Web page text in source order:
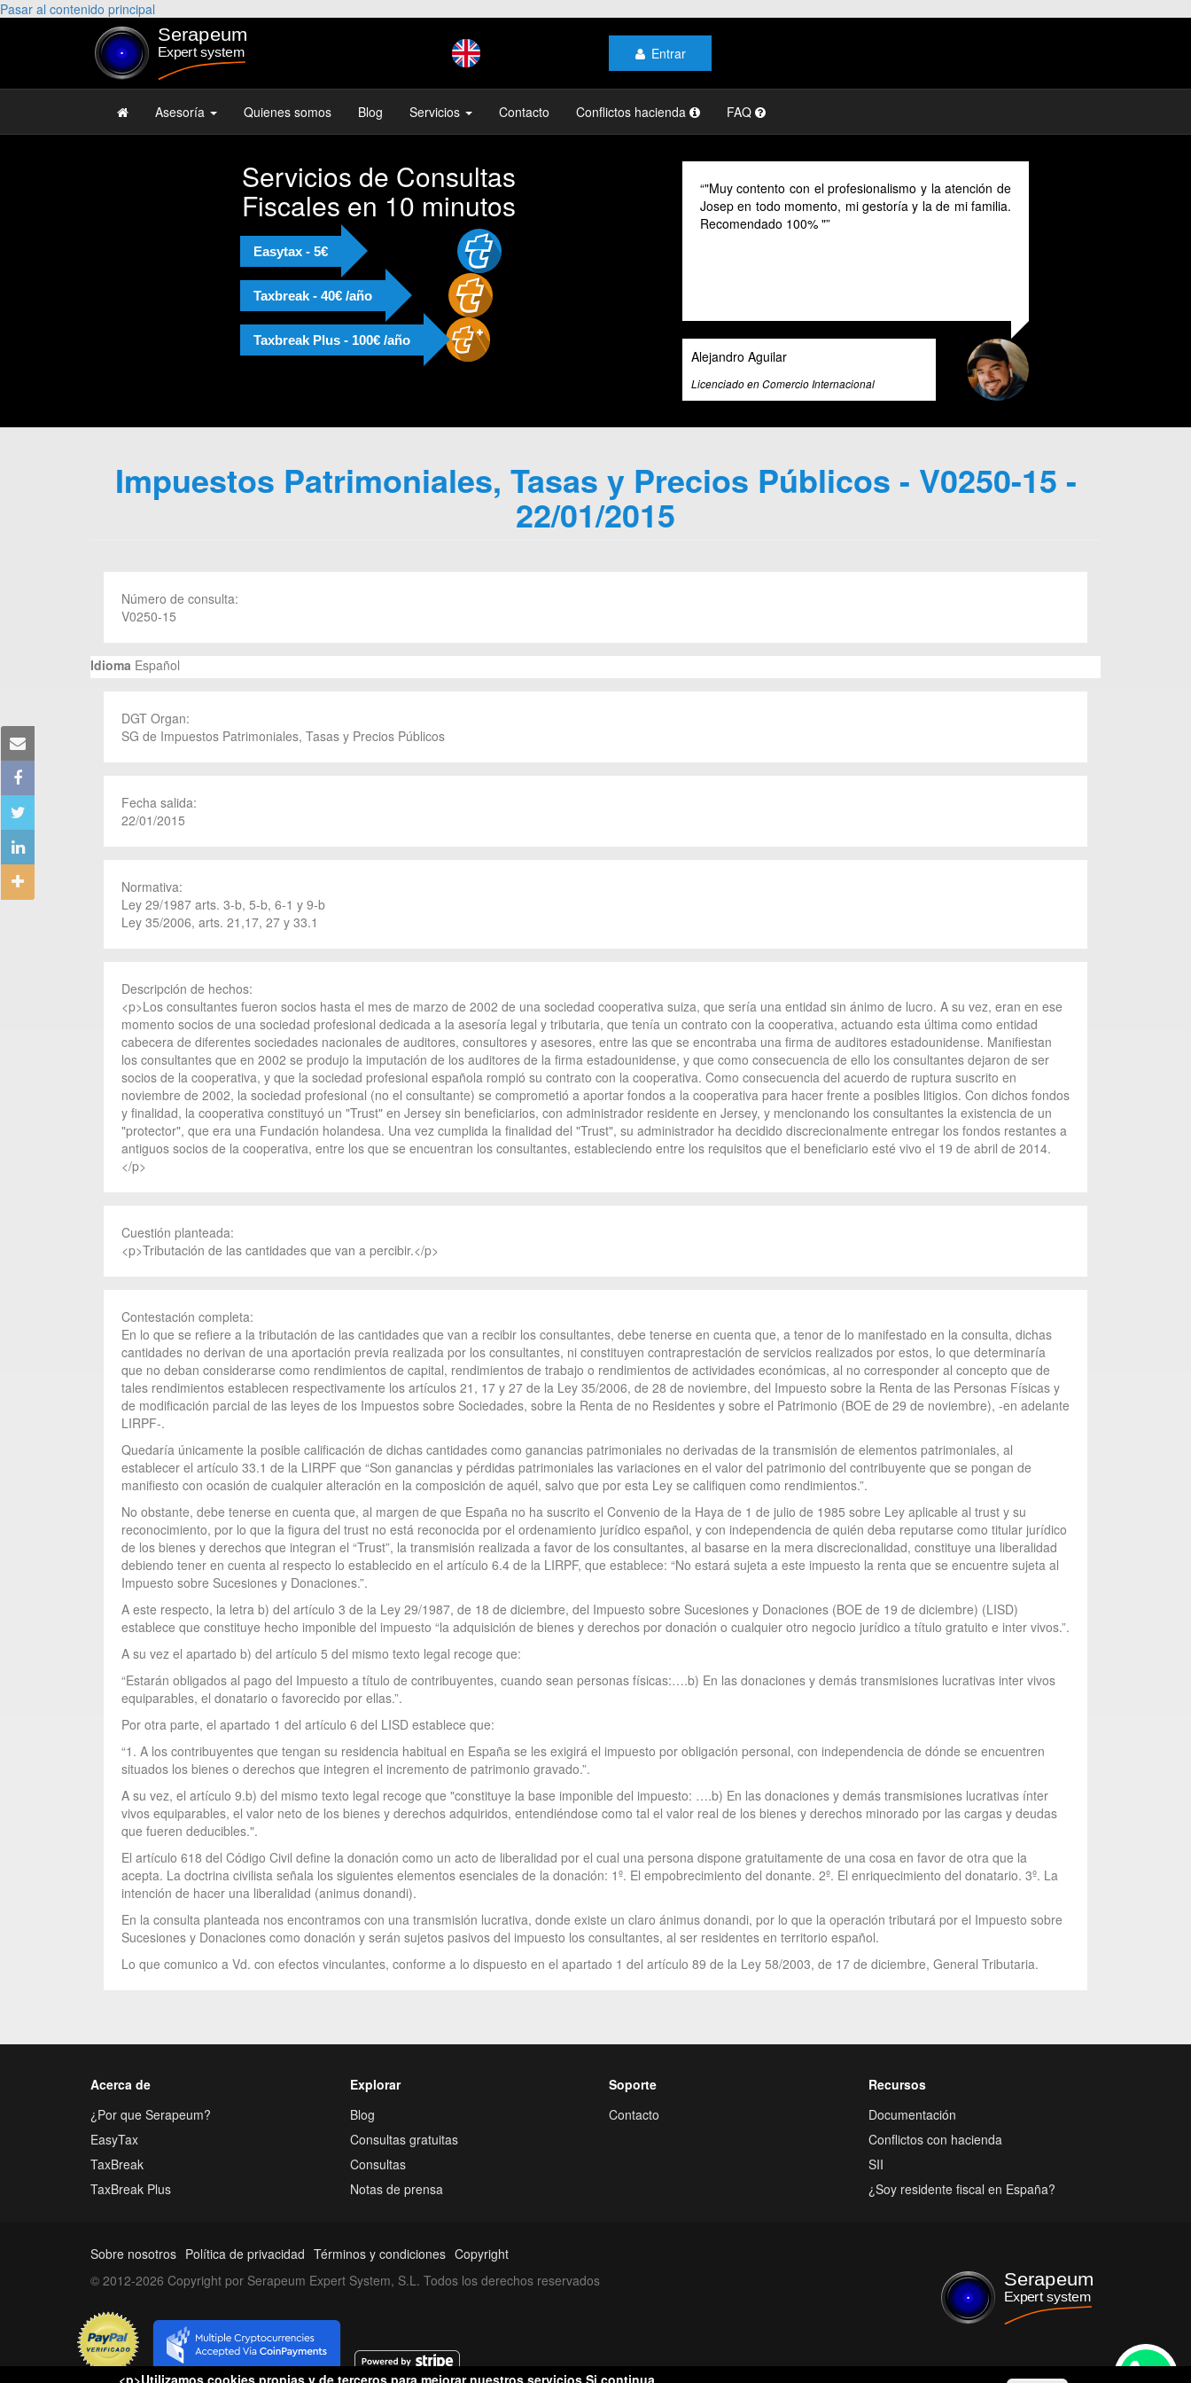
Pasar al contenido principal
Entrar
Asesoría Quienes somos Blog Servicios Contacto Conflictos hacienda FAQ
Servicios de Consultas
Fiscales en 10 minutos
Easytax - 5€
Taxbreak - 40€ /año
Taxbreak Plus - 100€ /año
"Muy contento con el profesionalismo y la atención de
Josep en todo momento, mi gestoría y la de mi familia.
Recomendado 100% "
Alejandro Aguilar
Licenciado en Comercio Internacional
Impuestos Patrimoniales, Tasas y Precios Públicos - V0250-15 -
22/01/2015
Número de consulta:
V0250-15
Idioma Español
DGT Organ:
SG de Impuestos Patrimoniales, Tasas y Precios Públicos
Fecha salida:
22/01/2015
Normativa:
Ley 29/1987 arts. 3-b, 5-b, 6-1 y 9-b
Ley 35/2006, arts. 21,17, 27 y 33.1
Descripción de hechos:
<p>Los consultantes fueron socios hasta el mes de marzo de 2002 de una sociedad cooperativa suiza, que sería una entidad sin ánimo de lucro. A su vez, eran en ese
momento socios de una sociedad profesional dedicada a la asesoría legal y tributaria, que tenía un contrato con la cooperativa, actuando esta última como entidad
cabecera de diferentes sociedades nacionales de auditores, consultores y asesores, entre las que se encontraba una firma de auditores estadounidense. Manifiestan
los consultantes que en 2002 se produjo la imputación de los auditores de la firma estadounidense, y que como consecuencia de ello los consultantes dejaron de ser
socios de la cooperativa, y que la sociedad profesional española rompió su contrato con la cooperativa. Como consecuencia del acuerdo de ruptura suscrito en
noviembre de 2002, la sociedad profesional (no el consultante) se comprometió a aportar fondos a la cooperativa para hacer frente a posibles litigios. Con dichos fondos
y finalidad, la cooperativa constituyó un "Trust" en Jersey sin beneficiarios, con administrador residente en Jersey, y mencionando los consultantes la existencia de un
"protector", que era una Fundación holandesa. Una vez cumplida la finalidad del "Trust", su administrador ha decidido discrecionalmente entregar los fondos restantes a
antiguos socios de la cooperativa, entre los que se encuentran los consultantes, estableciendo entre los requisitos que el beneficiario esté vivo el 19 de abril de 2014.
</p>
Cuestión planteada:
<p>Tributación de las cantidades que van a percibir.</p>
Contestación completa:
En lo que se refiere a la tributación de las cantidades que van a recibir los consultantes, debe tenerse en cuenta que, a tenor de lo manifestado en la consulta, dichas
cantidades no derivan de una aportación previa realizada por los consultantes, ni constituyen contraprestación de servicios realizados por estos, lo que determinaría
que no deban considerarse como rendimientos de capital, rendimientos de trabajo o rendimientos de actividades económicas, al no corresponder al concepto que de
tales rendimientos establecen respectivamente los artículos 21, 17 y 27 de la Ley 35/2006, de 28 de noviembre, del Impuesto sobre la Renta de las Personas Físicas y
de modificación parcial de las leyes de los Impuestos sobre Sociedades, sobre la Renta de no Residentes y sobre el Patrimonio (BOE de 29 de noviembre), -en adelante
LIRPF-.
Quedaría únicamente la posible calificación de dichas cantidades como ganancias patrimoniales no derivadas de la transmisión de elementos patrimoniales, al
establecer el artículo 33.1 de la LIRPF que “Son ganancias y pérdidas patrimoniales las variaciones en el valor del patrimonio del contribuyente que se pongan de
manifiesto con ocasión de cualquier alteración en la composición de aquél, salvo que por esta Ley se califiquen como rendimientos.”.
No obstante, debe tenerse en cuenta que, al margen de que España no ha suscrito el Convenio de la Haya de 1 de julio de 1985 sobre Ley aplicable al trust y su
reconocimiento, por lo que la figura del trust no está reconocida por el ordenamiento jurídico español, y con independencia de quién deba reputarse como titular jurídico
de los bienes y derechos que integran el “Trust”, la transmisión realizada a favor de los consultantes, al basarse en la mera discrecionalidad, constituye una liberalidad
debiendo tener en cuenta al respecto lo establecido en el artículo 6.4 de la LIRPF, que establece: “No estará sujeta a este impuesto la renta que se encuentre sujeta al
Impuesto sobre Sucesiones y Donaciones.”.
A este respecto, la letra b) del artículo 3 de la Ley 29/1987, de 18 de diciembre, del Impuesto sobre Sucesiones y Donaciones (BOE de 19 de diciembre) (LISD)
establece que constituye hecho imponible del impuesto “la adquisición de bienes y derechos por donación o cualquier otro negocio jurídico a título gratuito e inter vivos.”.
A su vez el apartado b) del artículo 5 del mismo texto legal recoge que:
“Estarán obligados al pago del Impuesto a título de contribuyentes, cuando sean personas físicas:….b) En las donaciones y demás transmisiones lucrativas inter vivos
equiparables, el donatario o favorecido por ellas.”.
Por otra parte, el apartado 1 del artículo 6 del LISD establece que:
“1. A los contribuyentes que tengan su residencia habitual en España se les exigirá el impuesto por obligación personal, con independencia de dónde se encuentren
situados los bienes o derechos que integren el incremento de patrimonio gravado.”.
A su vez, el artículo 9.b) del mismo texto legal recoge que "constituye la base imponible del impuesto: ….b) En las donaciones y demás transmisiones lucrativas ínter
vivos equiparables, el valor neto de los bienes y derechos adquiridos, entendiéndose como tal el valor real de los bienes y derechos minorado por las cargas y deudas
que fueren deducibles.".
El artículo 618 del Código Civil define la donación como un acto de liberalidad por el cual una persona dispone gratuitamente de una cosa en favor de otra que la
acepta. La doctrina civilista señala los siguientes elementos esenciales de la donación: 1º. El empobrecimiento del donante. 2º. El enriquecimiento del donatario. 3º. La
intención de hacer una liberalidad (animus donandi).
En la consulta planteada nos encontramos con una transmisión lucrativa, donde existe un claro ánimus donandi, por lo que la operación tributará por el Impuesto sobre
Sucesiones y Donaciones como donación y serán sujetos pasivos del impuesto los consultantes, al ser residentes en territorio español.
Lo que comunico a Vd. con efectos vinculantes, conforme a lo dispuesto en el apartado 1 del artículo 89 de la Ley 58/2003, de 17 de diciembre, General Tributaria.
Acerca de
¿Por que Serapeum?
EasyTax
TaxBreak
TaxBreak Plus
Explorar
Blog
Consultas gratuitas
Consultas
Notas de prensa
Soporte
Contacto
Recursos
Documentación
Conflictos con hacienda
SII
¿Soy residente fiscal en España?
Sobre nosotros Política de privacidad Términos y condiciones Copyright
© 2012-2026 Copyright por Serapeum Expert System, S.L. Todos los derechos reservados
<p>Utilizamos cookies propias y de terceros para mejorar nuestros servicios.Si continua